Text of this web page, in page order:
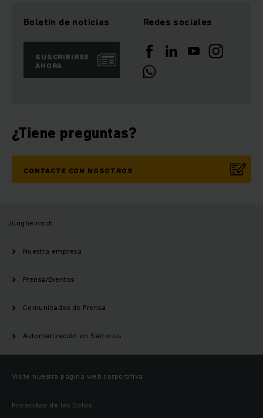
Boletín de noticias
SUSCRIBIRSE
AHORA
Redes sociales
¿Tiene preguntas?
CONTACTE CON NOSOTROS
Jungheinrich
Nuestra empresa
Prensa/Eventos
Comunicados de Prensa
Automatización en Sartorius
Visite nuestra página web corporativa
Privacidad de los Datos